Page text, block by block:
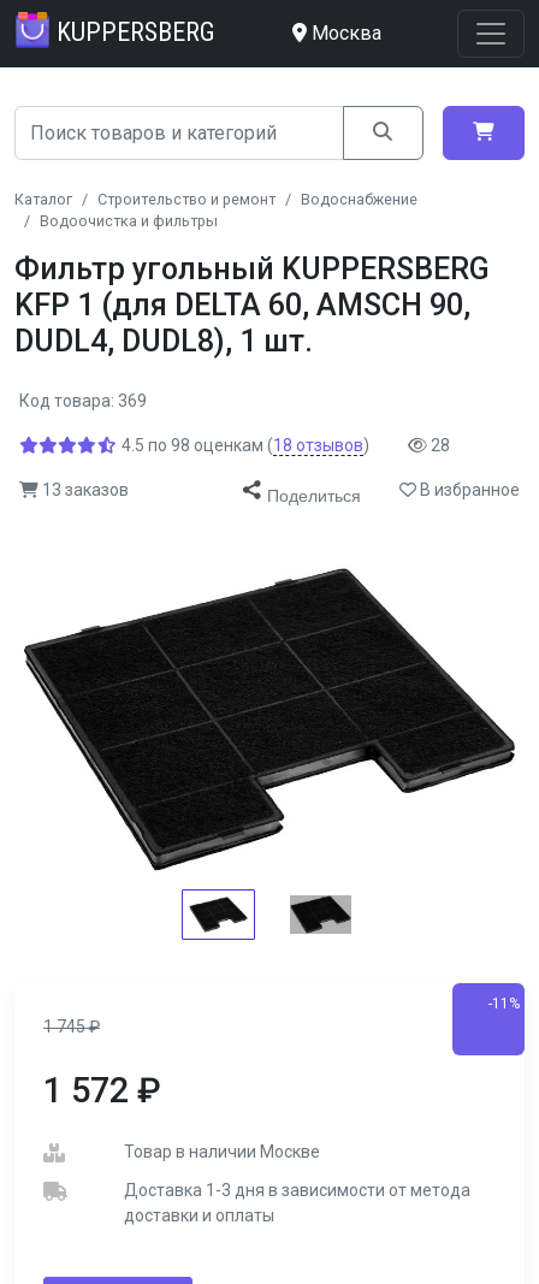
KUPPERSBERG Москва
Каталог Строительство и ремонт
Водоснабжение
Водоочистка и фильтры
Фильтр угольный KUPPERSBERG
KFP 1 (для DELTA 60, AMSCH 90,
DUDL4, DUDL8), 1 шт.
Код товара: 369
4.5 по 98 оценкам (18 отзывов) 28
13 заказов Поделиться В избранное
1 745₽
-11%
1 572 ₽
Товар в наличии Москве
Доставка 1-3 дня в зависимости от метода
доставки и оплаты